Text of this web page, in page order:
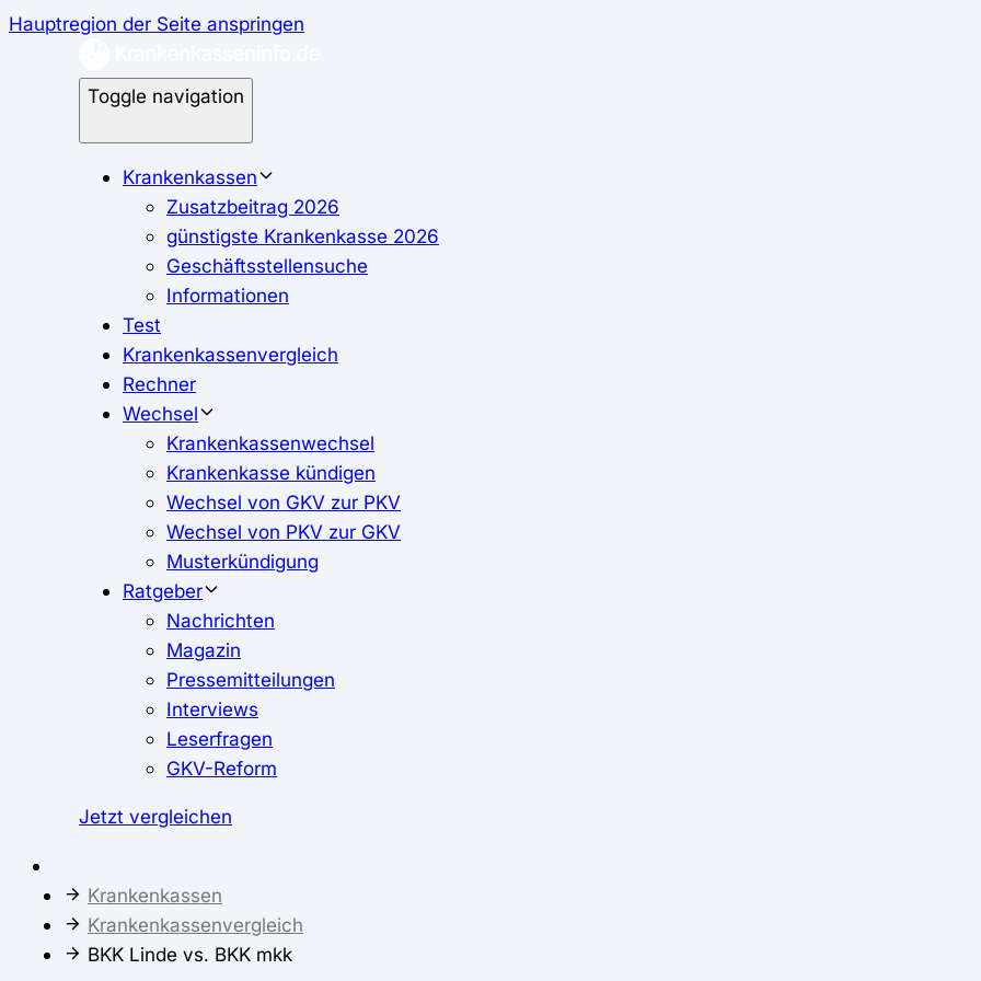
Hauptregion der Seite anspringen
Toggle navigation
Krankenkassen
Zusatzbeitrag 2026
günstigste Krankenkasse 2026
Geschäftsstellensuche
Informationen
Test
Krankenkassenvergleich
Rechner
Wechsel
Krankenkassenwechsel
Krankenkasse kündigen
Wechsel von GKV zur PKV
Wechsel von PKV zur GKV
Musterkündigung
Ratgeber
Nachrichten
Magazin
Pressemitteilungen
Interviews
Leserfragen
GKV-Reform
Jetzt vergleichen
Krankenkassen
Krankenkassenvergleich
BKK Linde vs. BKK mkk